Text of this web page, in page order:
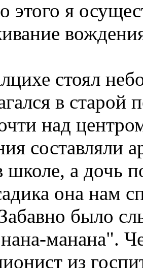
этого я
стоял
в старой
над
составляли
школе, а дочь
она нам
было
манана".
из